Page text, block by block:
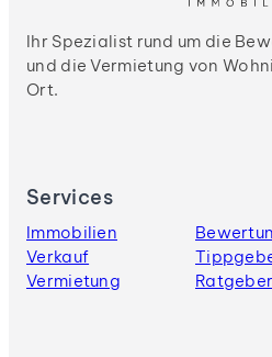
Ihr Spezialist rund um die
und die Vermietung von
Ort.
Services
Immobilien
Verkauf
Vermietung
Ratgeber